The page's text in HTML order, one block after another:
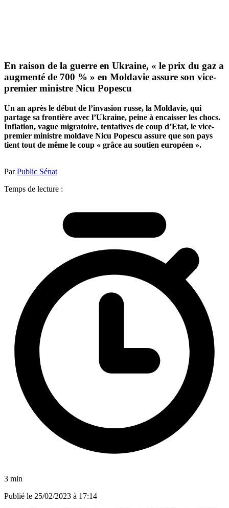
En raison de la guerre en Ukraine, « le prix du gaz a
augmenté de 700 % » en Moldavie assure son vice-
premier ministre Nicu Popescu
Un an après le début de l’invasion russe, la Moldavie, qui
partage sa frontière avec l’Ukraine, peine à encaisser les chocs.
Inflation, vague migratoire, tentatives de coup d’Etat, le vice-
premier ministre moldave Nicu Popescu assure que son pays
tient tout de même le coup « grâce au soutien européen ».
ParPublic Sénat
Temps de lecture :
3 min
Publié le 25/02/2023 à 17:14